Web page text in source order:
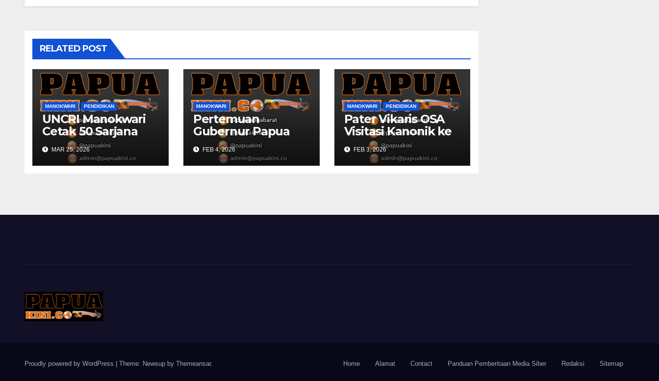
RELATED POST
MANOKWARI PENDIDIKAN
UNCRI Manokwari
Cetak 50 Sarjana
Hukum Baru
MAR 25, 2026
MANOKWARI
Pertemuan
Gubernur Papua
Barat Dengan Duta
Besar Inggris
Berbuah Manis
FEB 4, 2026
MANOKWARI PENDIDIKAN
Pater Vikaris OSA
Visitasi Kanonik ke
SMAS Katolik
Villanova
Manokwari
FEB 3, 2026
Proudly powered by WordPress Theme: Newsup by Themeansar. Home Alamat Contact Panduan Pemberitaan Media Siber Redaksi Sitemap